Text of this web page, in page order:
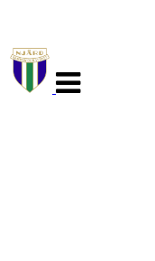
navigasjon